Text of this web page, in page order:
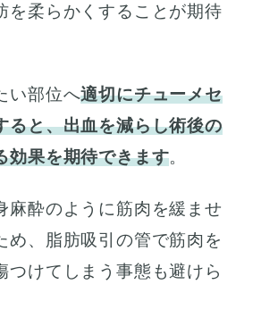
を柔らかくすることが期待
い部位へ適切にチューメセ
ると、出血を減らし術後の
効果を期待できます。
麻酔のように筋肉を緩ませ
め、脂肪吸引の管で筋肉を
つけてしまう事態も避けら